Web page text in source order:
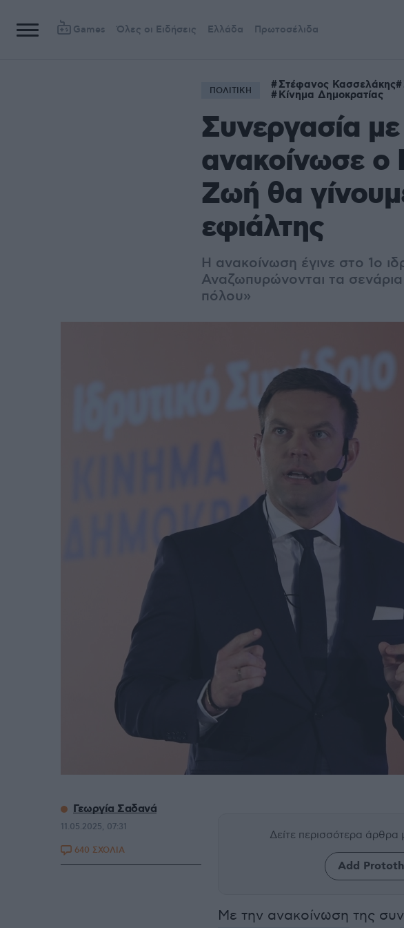
Games Όλες οι Ειδήσεις Ελλάδα Πρωτοσέλιδα
ΠΟΛΙΤΙΚΗ Στέφανος Κασσελάκης
Κίνημα Δημοκρατίας
Συνεργασία
ανακοίνωσε ο
Ζωή θα
εφιάλτης
Η ανακοίνωση έγινε στο 1ο
Αναζωπυρώνονται τα
πόλου»
Δείτε περισσότερα άρθρα
Add
Με την ανακοίνωση της
Γεωργία Σαδανά
11.05.2025, 07:31
640 ΣΧΟΛΙΑ